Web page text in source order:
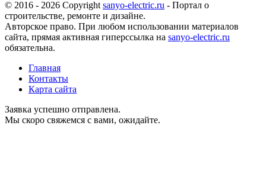
© 2016 - 2026 Copyright sanyo-electric.ru - Портал о
строительстве, ремонте и дизайне.
Авторское право. При любом использовании материалов
сайта, прямая активная гиперссылка на sanyo-electric.ru
обязательна.
Главная
Контакты
Карта сайта
Заявка успешно отправлена.
Мы скоро свяжемся с вами, ожидайте.